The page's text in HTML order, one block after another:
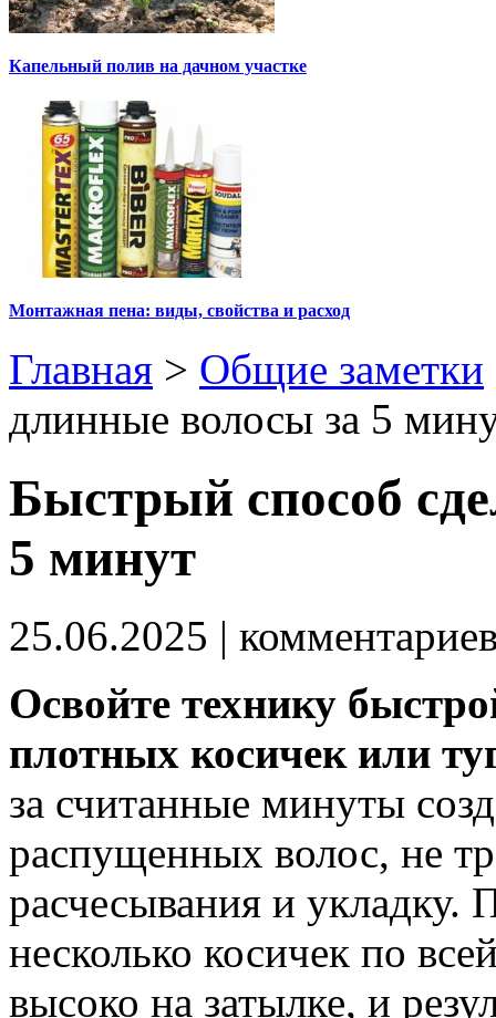
Капельный полив на дачном участке
Монтажная пена: виды, свойства и расход
Главная > Общие заметки
длинные волосы за 5
Быстрый способ
5 минут
25.06.2025 |
Освойте технику
плотных косичек или
за считанные минуты
распущенных волос, не
расчесывания и укладку.
несколько косичек по
высоко на затылке, и